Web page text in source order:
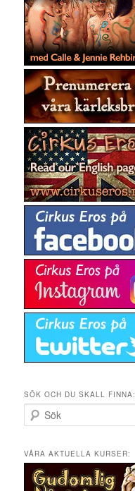
SÖK OCH DU SKALL FINNA:
ö
VÅRA AKTUELLA KURSER: